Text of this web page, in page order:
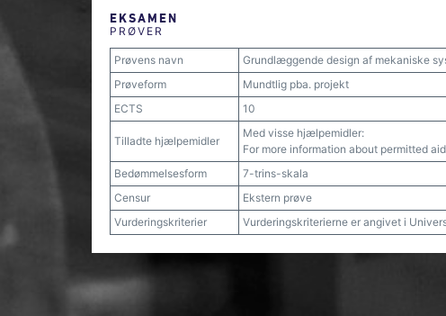
EKSAMEN
PRØVER
Prøvens navn
Grundlæggende design af mekaniske
Prøveform
Mundtlig pba. projekt
ECTS
10
Tilladte hjælpemidler
Med visse hjælpemidler:
For more information about permitted
Bedømmelsesform
7-trins-skala
Censur
Ekstern prøve
Vurderingskriterier
Vurderingskriterierne er angivet i